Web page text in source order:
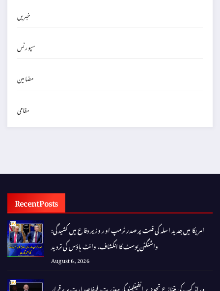
خبریں
سپورٹس
مضامین
مقامی
Recent Posts
امریکا میں جدید اسلہ کی قلت پر صدر ٹرمپ اور وزیر دفاع میں کشیدگی:
واشنگٹن پوسٹ کا انکشاف، وائٹ ہاؤس کی تردید
August 6, 2026